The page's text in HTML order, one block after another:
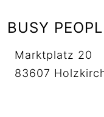
BUSY
Marktplatz 20
83607